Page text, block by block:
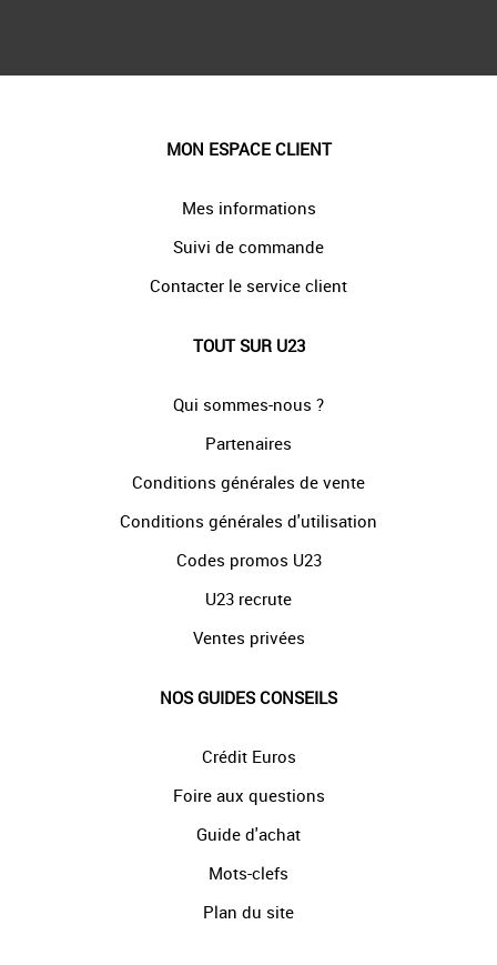
MON ESPACE CLIENT
Mes informations
Suivi de commande
Contacter le service client
TOUT SUR U23
Qui sommes-nous ?
Partenaires
Conditions générales de vente
Conditions générales d'utilisation
Codes promos U23
U23 recrute
Ventes privées
NOS GUIDES CONSEILS
Crédit Euros
Foire aux questions
Guide d'achat
Mots-clefs
Plan du site